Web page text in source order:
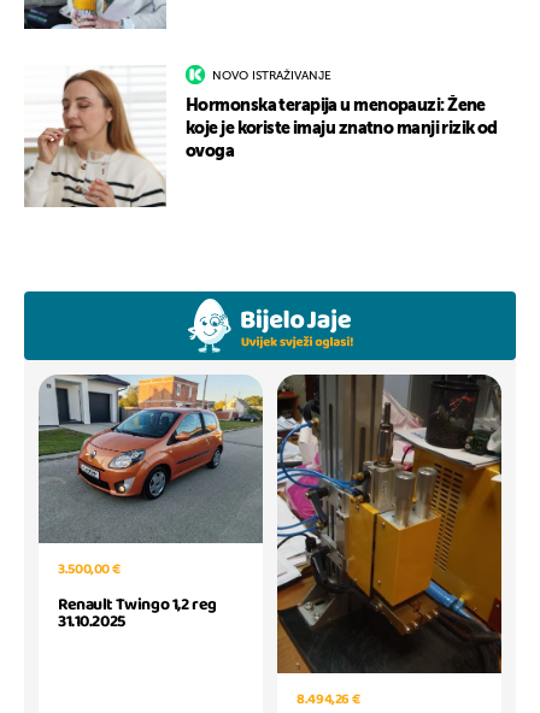
NOVO ISTRAŽIVANJE
Hormonska terapija u menopauzi: Žene
koje je koriste imaju znatno manji rizik od
ovoga
3.500,00 €
Renault Twingo 1,2 reg
31.10.2025
8.494,26 €